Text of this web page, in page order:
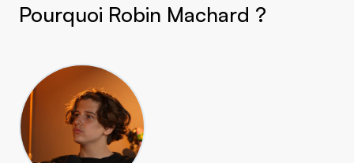
Pourquoi Robin Machard ?